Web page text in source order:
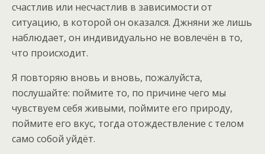
счастлив или несчастлив в зависимости от
ситуацию, в которой он оказался. Джняни же лишь
наблюдает, он индивидуально не вовлечён в то,
что происходит.
Я повторяю вновь и вновь, пожалуйста,
послушайте: поймите то, по причине чего мы
чувствуем себя живыми, поймите его природу,
поймите его вкус, тогда отождествление с телом
само собой уйдёт.